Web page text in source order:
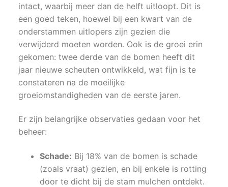
intact, waarbij meer dan de helft uitloopt. Dit is
een goed teken, hoewel bij een kwart van de
onderstammen uitlopers zijn gezien die
verwijderd moeten worden. Ook is de groei erin
gekomen: twee derde van de bomen heeft dit
jaar nieuwe scheuten ontwikkeld, wat fijn is te
constateren na de moeilijke
groeiomstandigheden van de eerste jaren.
Er zijn belangrijke observaties gedaan voor het
beheer:
Schade: Bij 18% van de bomen is schade
(zoals vraat) gezien, en bij enkele is rotting
door te dicht bij de stam mulchen ontdekt.